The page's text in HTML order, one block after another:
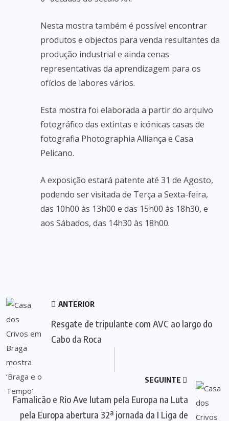
Nesta mostra também é possível encontrar
produtos e objectos para venda resultantes da
produção industrial e ainda cenas
representativas da aprendizagem para os
ofícios de labores vários.
Esta mostra foi elaborada a partir do arquivo
fotográfico das extintas e icónicas casas de
fotografia Photographia Alliança e Casa
Pelicano.
A exposição estará patente até 31 de Agosto,
podendo ser visitada de Terça a Sexta-feira,
das 10h00 às 13h00 e das 15h00 às 18h30, e
aos Sábados, das 14h30 às 18h00.
ANTERIOR
Resgate de tripulante com AVC ao largo do
Cabo da Roca
SEGUINTE
Famalicão e Rio Ave lutam pela Europa na Luta
pela Europa abertura 32ª jornada da I Liga de